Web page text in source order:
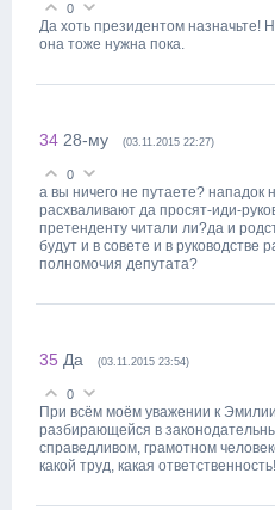
0
Да хоть президентом назначьте!
она тоже нужна пока.
34 28-му (03.11.2015 22:27)
0
а вы ничего не путаете?
расхваливают да просят-иди-
претенденту читали ли?да и
будут и в совете и в
полномочия депутата?
35 Да (03.11.2015 23:54)
0
При всём моём уважении к
разбирающейся в
справедливом, грамотном
какой труд, какая ответственность!